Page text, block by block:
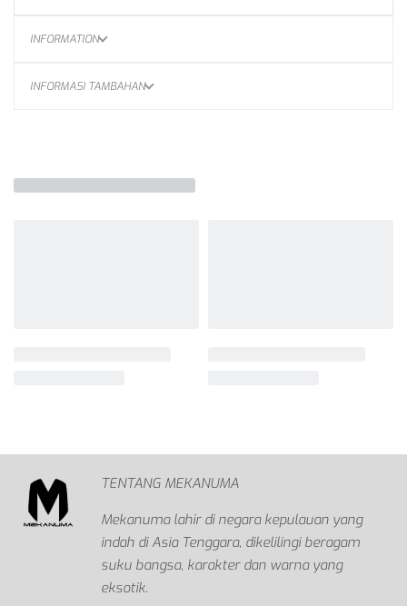
INFORMATION
INFORMASI TAMBAHAN
TENTANG MEKANUMA
Mekanuma lahir di negara kepulauan yang
indah di Asia Tenggara, dikelilingi beragam
suku bangsa, karakter dan warna yang
eksotik.